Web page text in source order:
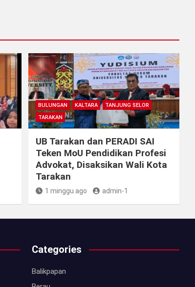
BULUNGAN KALTARA
TANJUNG SELOR
TARAKAN
UB Tarakan dan PERADI SAI
Teken MoU Pendidikan Profesi
Advokat, Disaksikan Wali Kota
Tarakan
1 minggu ago admin-1
Categories
Balikpapan